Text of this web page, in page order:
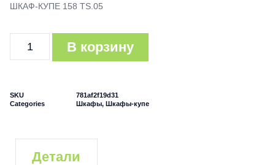
ШКАФ-КУПЕ 158 TS.05
В корзину
SKU
781af2f19d31
Categories
Шкафы, Шкафы-купе
Детали